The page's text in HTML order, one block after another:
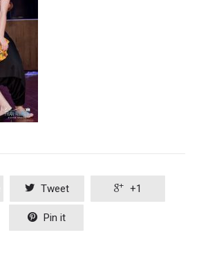
 Tweet  +1
 Pin it